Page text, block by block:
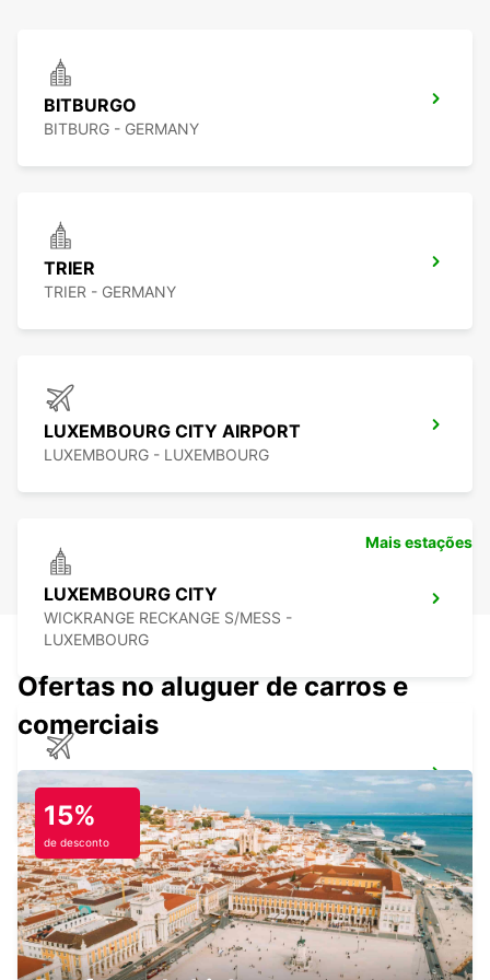
BITBURGO
BITBURG - GERMANY
TRIER
TRIER - GERMANY
LUXEMBOURG CITY AIRPORT
LUXEMBOURG - LUXEMBOURG
LUXEMBOURG CITY
WICKRANGE RECKANGE S/MESS -
LUXEMBOURG
AEROPORTO DE FRANKFURT HAHN
HAHN-FLUGHAFEN - GERMANY
THIONVILLE YUTZ
YUTZ - FRANCE
Mais estações
Ofertas no aluguer de carros e
comerciais
15%
de desconto